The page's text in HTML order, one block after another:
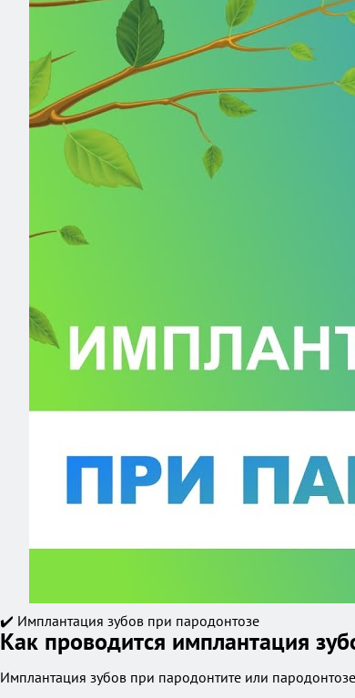
✔️ Имплантация зубов при пародонтозе
Как проводится имплантация
Имплантация зубов при пародонтите или